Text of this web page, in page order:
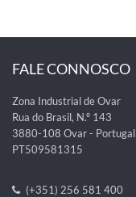
FALE CONNOSCO
Zona Industrial de Ovar
Rua do Brasil, N.º 143
3880-108 Ovar - Portugal
PT509581315
(+351) 256 581 400